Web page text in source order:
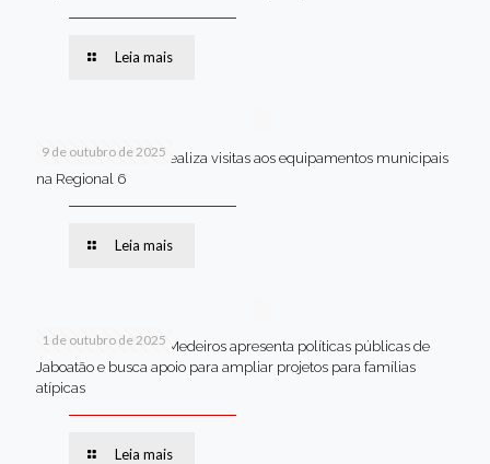
Leia mais
9 de outubro de 2025
Van dos secretários realiza visitas aos equipamentos municipais
na Regional 6
Leia mais
1 de outubro de 2025
Em Brasília, Andréa Medeiros apresenta políticas públicas de
Jaboatão e busca apoio para ampliar projetos para famílias
atípicas
Leia mais